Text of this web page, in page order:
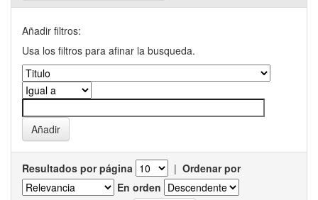
Añadir filtros:
Usa los filtros para afinar la busqueda.
Resultados por página | Ordenar por
En orden